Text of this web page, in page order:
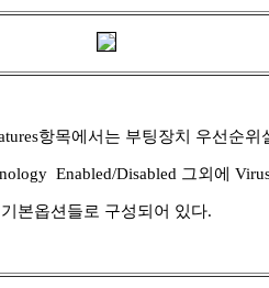
항목에서는 부팅장치 우선순위
Enabled/Disabled 그외에
기본옵션들로 구성되어 있다.